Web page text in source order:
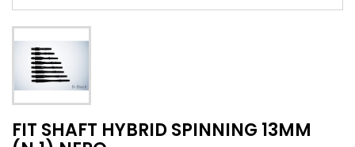
FIT SHAFT HYBRID SPINNING 13MM